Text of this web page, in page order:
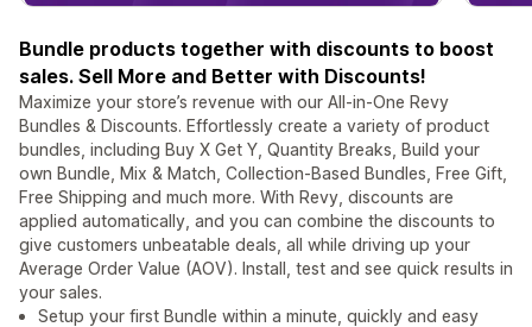
Bundle products together with discounts to boost
sales. Sell More and Better with Discounts!
Maximize your store’s revenue with our All-in-One Revy
Bundles & Discounts. Effortlessly create a variety of product
bundles, including Buy X Get Y, Quantity Breaks, Build your
own Bundle, Mix & Match, Collection-Based Bundles, Free Gift,
Free Shipping and much more. With Revy, discounts are
applied automatically, and you can combine the discounts to
give customers unbeatable deals, all while driving up your
Average Order Value (AOV). Install, test and see quick results in
your sales.
Setup your first Bundle within a minute, quickly and easy